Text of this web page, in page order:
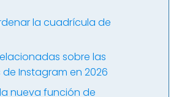
la cuadrícula de
sobre las
Instagram en 2026
nueva función de